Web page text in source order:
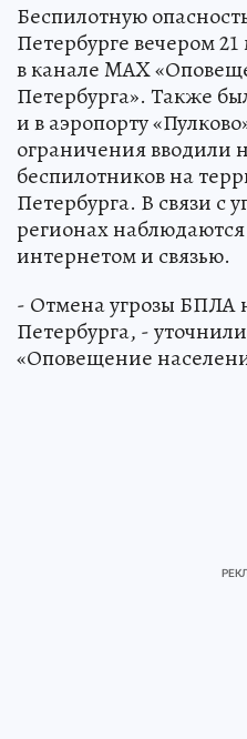
Беспилотную
Петербурге вечером
в канале MAX
Петербурга». Также
и в аэропорту
ограничения вводили
беспилотников на
Петербурга. В связи с
регионах
интернетом и связью.
- Отмена угрозы БПЛА
Петербурга, -
«Оповещение